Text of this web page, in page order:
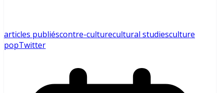
articles publiéscontre-culturecultural studiesculture
popTwitter